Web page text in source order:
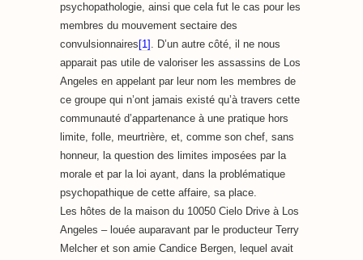
psychopathologie, ainsi que cela fut le cas pour les
membres du mouvement sectaire des
convulsionnaires [1] . D’un autre côté, il ne nous
apparait pas utile de valoriser les assassins de Los
Angeles en appelant par leur nom les membres de
ce groupe qui n’ont jamais existé qu’à travers cette
communauté d’appartenance à une pratique hors
limite, folle, meurtrière, et, comme son chef, sans
honneur, la question des limites imposées par la
morale et par la loi ayant, dans la problématique
psychopathique de cette affaire, sa place.
Les hôtes de la maison du 10050 Cielo Drive à Los
Angeles – louée auparavant par le producteur Terry
Melcher et son amie Candice Bergen, lequel avait